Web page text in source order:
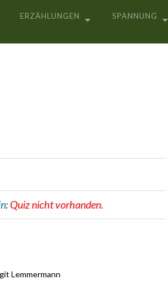
ERZÄHLUNGEN SPANNUNG
Quiz nicht vorhanden.
Lemmermann